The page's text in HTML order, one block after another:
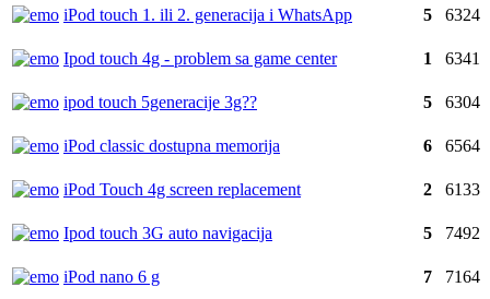
iPod touch 1. ili 2. generacija i WhatsApp 5 6324
Ipod touch 4g - problem sa game center 1 6341
ipod touch 5generacije 3g?? 5 6304
iPod classic dostupna memorija 6 6564
iPod Touch 4g screen replacement 2 6133
Ipod touch 3G auto navigacija 5 7492
iPod nano 6 g 7 7164